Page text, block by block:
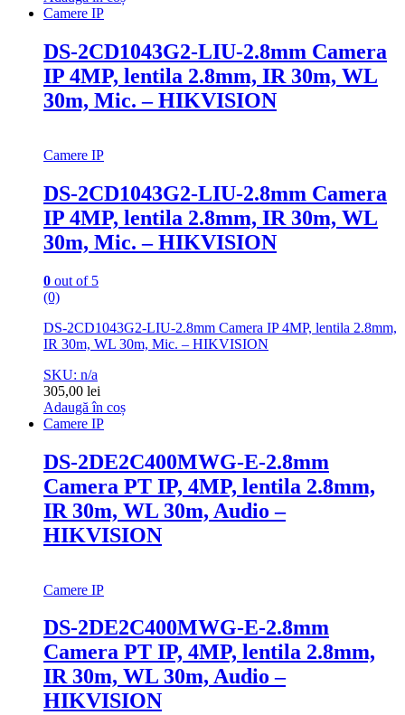
Camere IP
DS-2CD1043G2-LIU-2.8mm Camera
IP 4MP, lentila 2.8mm, IR 30m, WL
30m, Mic. – HIKVISION
Camere IP
DS-2CD1043G2-LIU-2.8mm Camera
IP 4MP, lentila 2.8mm, IR 30m, WL
30m, Mic. – HIKVISION
0 out of 5
(0)
DS-2CD1043G2-LIU-2.8mm Camera IP 4MP, lentila 2.8mm,
IR 30m, WL 30m, Mic. – HIKVISION
SKU: n/a
305,00 lei
Adaugă în coș
Camere IP
DS-2DE2C400MWG-E-2.8mm
Camera PT IP, 4MP, lentila 2.8mm,
IR 30m, WL 30m, Audio –
HIKVISION
Camere IP
DS-2DE2C400MWG-E-2.8mm
Camera PT IP, 4MP, lentila 2.8mm,
IR 30m, WL 30m, Audio –
HIKVISION